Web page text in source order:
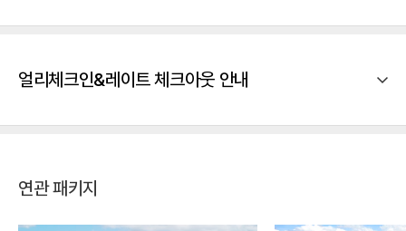
얼리체크인&레이트 체크아웃 안내
연관 패키지